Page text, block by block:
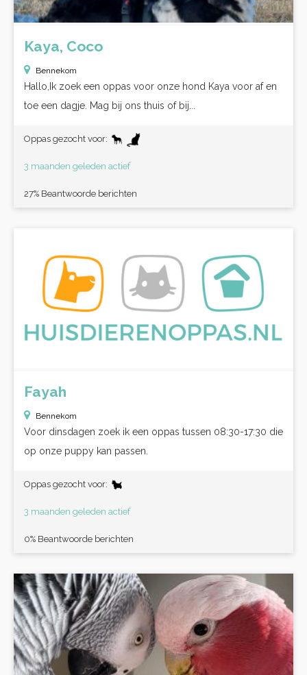
Kaya, Coco
Bennekom
Hallo,Ik zoek een oppas voor onze hond Kaya voor af en
toe een dagje. Mag bij ons thuis of bij...
Oppas gezocht voor:
3 maanden geleden actief
27% Beantwoorde berichten
Fayah
Bennekom
Voor dinsdagen zoek ik een oppas tussen 08:30-17:30 die
op onze puppy kan passen.
Oppas gezocht voor:
3 maanden geleden actief
0% Beantwoorde berichten